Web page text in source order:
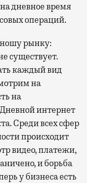
дневное время
операций.
рынку:
существует.
каждый вид
на
на
интернет
Среди всех сфер
происходит
видео, платежи,
и борьба
у бизнеса есть